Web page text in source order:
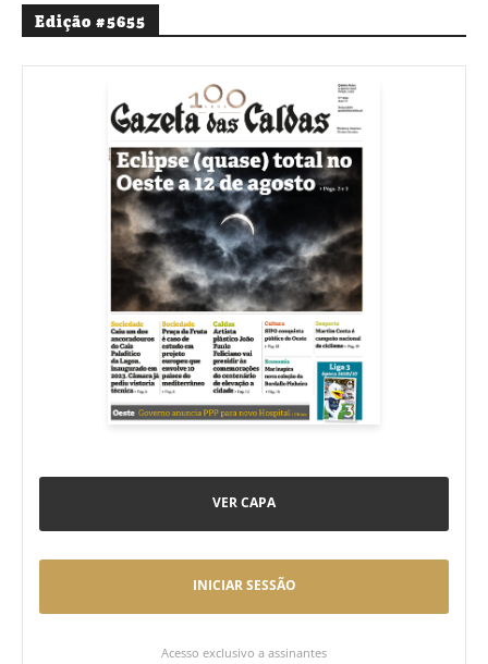
Edição #5655
VER CAPA
INICIAR SESSÃO
Acesso exclusivo a assinantes